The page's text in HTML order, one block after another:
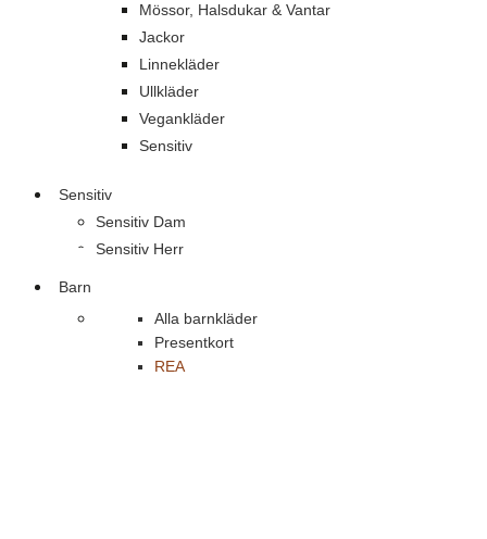
Mössor, Halsdukar & Vantar
Jackor
Linnekläder
Ullkläder
Vegankläder
Sensitiv
Sensitiv
Sensitiv Dam
Sensitiv Herr
Barn
Alla barnkläder
Presentkort
REA